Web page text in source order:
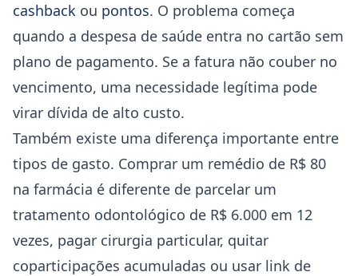
cashback ou pontos. O problema começa
quando a despesa de saúde entra no cartão sem
plano de pagamento. Se a fatura não couber no
vencimento, uma necessidade legítima pode
virar dívida de alto custo.
Também existe uma diferença importante entre
tipos de gasto. Comprar um remédio de R$ 80
na farmácia é diferente de parcelar um
tratamento odontológico de R$ 6.000 em 12
vezes, pagar cirurgia particular, quitar
coparticipações acumuladas ou usar link de